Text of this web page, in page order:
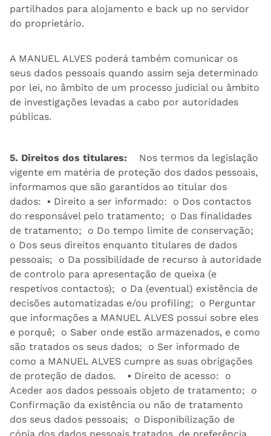
partilhados para alojamento e back up no servidor
do proprietário.
A MANUEL ALVES poderá também comunicar os
seus dados pessoais quando assim seja determinado
por lei, no âmbito de um processo judicial ou âmbito
de investigações levadas a cabo por autoridades
públicas.
5. Direitos dos titulares: Nos termos da legislação
vigente em matéria de proteção dos dados pessoais,
informamos que são garantidos ao titular dos
dados: ▪ Direito a ser informado: o Dos contactos
do responsável pelo tratamento; o Das finalidades
de tratamento; o Do tempo limite de conservação;
o Dos seus direitos enquanto titulares de dados
pessoais; o Da possibilidade de recurso à autoridade
de controlo para apresentação de queixa (e
respetivos contactos); o Da (eventual) existência de
decisões automatizadas e/ou profiling; o Perguntar
que informações a MANUEL ALVES possui sobre eles
e porquê; o Saber onde estão armazenados, e como
são tratados os seus dados; o Ser informado de
como a MANUEL ALVES cumpre as suas obrigações
de proteção de dados. ▪ Direito de acesso: o
Aceder aos dados pessoais objeto de tratamento; o
Confirmação da existência ou não de tratamento
dos seus dados pessoais; o Disponibilização de